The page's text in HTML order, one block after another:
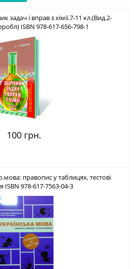
задач і вправ з хімії.7-11 кл.(Вид.2-
ISBN 978-617-656-798-1
100 грн.
правопис у таблицях, тестові
ISBN 978-617-7563-04-3